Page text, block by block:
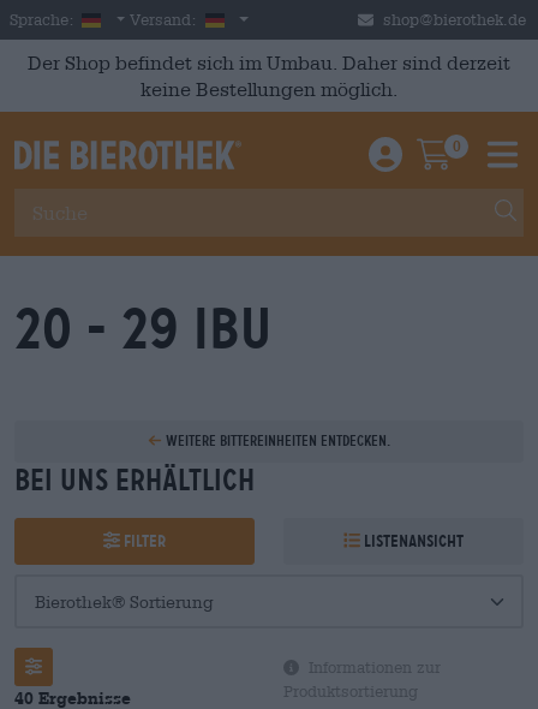
Skip to main content
Sprache: German
Versand: Deutschland shop@bierothek.de
Der Shop befindet sich im Umbau. Daher sind derzeit
keine Bestellungen möglich.
Einloggen /
0
20 - 29 IBU
Weitere Bittereinheiten entdecken.
Bei uns erhältlich
Filter Listenansicht
40 Ergebnisse
Informationen zur
Produktsortierung